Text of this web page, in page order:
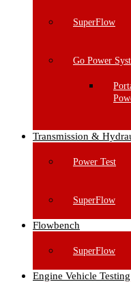
SuperFlow
Go Power
Transmission &
Power Test
SuperFlow
Flowbench
SuperFlow
Engine Vehicle Testing